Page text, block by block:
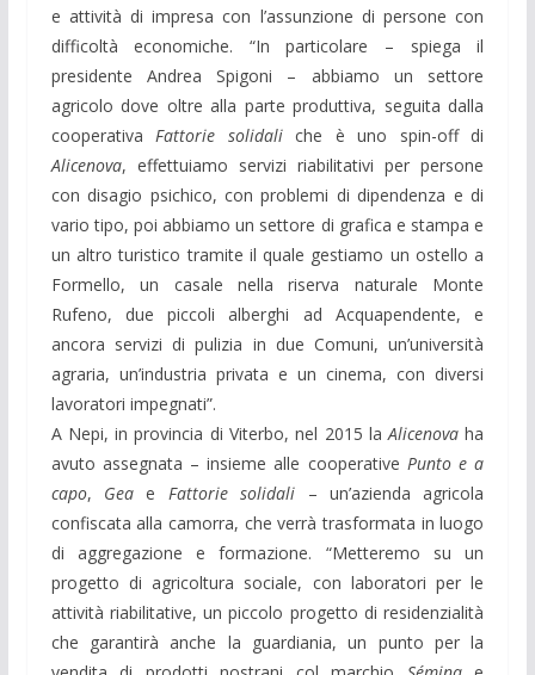
e attività di impresa con l’assunzione di persone con
difficoltà economiche. “In particolare – spiega il
presidente Andrea Spigoni – abbiamo un settore
agricolo dove oltre alla parte produttiva, seguita dalla
cooperativa Fattorie solidaliche è uno spin-off di
Alicenova, effettuiamo servizi riabilitativi per persone
con disagio psichico, con problemi di dipendenza e di
vario tipo, poi abbiamo un settore di grafica e stampa e
un altro turistico tramite il quale gestiamo un ostello a
Formello, un casale nella riserva naturale Monte
Rufeno, due piccoli alberghi ad Acquapendente, e
ancora servizi di pulizia in due Comuni, un’università
agraria, un’industria privata e un cinema, con diversi
lavoratori impegnati”.
A Nepi, in provincia di Viterbo, nel 2015 laAlicenova ha
avuto assegnata – insieme alle cooperative Punto e a
capo, Gea e Fattorie solidali – un’azienda agricola
confiscata alla camorra, che verrà trasformata in luogo
di aggregazione e formazione. “Metteremo su un
progetto di agricoltura sociale, con laboratori per le
attività riabilitative, un piccolo progetto di residenzialità
che garantirà anche la guardiania, un punto per la